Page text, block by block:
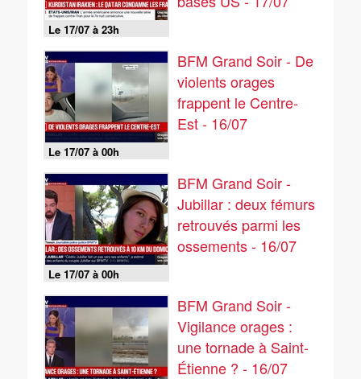
Le 17/07 à 23h
Le 17/07 à 00h
BFM Grand Soir - De
violents orages
frappent le Centre-
Est - 16/07
Le 17/07 à 00h
BFM Grand Soir -
Jubillar : deux fémurs
retrouvés parmi les
ossements - 16/07
BFM Grand Soir -
Vigilance orages :
une tornade à Saint-
Étienne ? - 16/07